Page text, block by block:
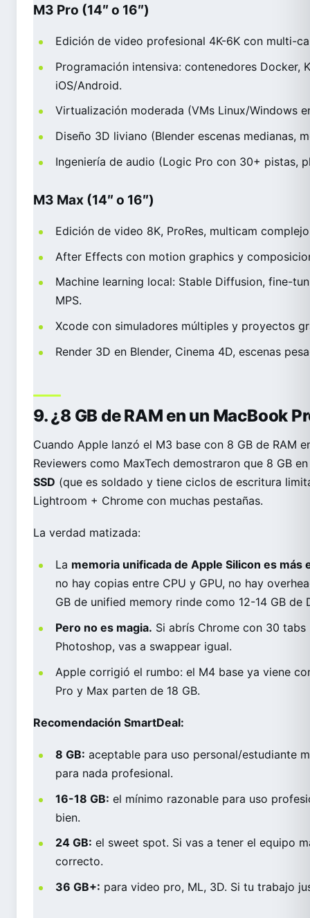
M3 Pro (14″ o 16″)
Edición de video profesional 4K-6K con multi-
Programación intensiva: contenedores Docker,
iOS/Android.
Virtualización moderada (VMs Linux/Windows
Diseño 3D liviano (Blender escenas medianas,
Ingeniería de audio (Logic Pro con 30+ pistas,
M3 Max (14″ o 16″)
Edición de video 8K, ProRes, multicam
After Effects con motion graphics y
Machine learning local: Stable Diffusion, fine-
MPS.
Xcode con simuladores múltiples y proyectos
Render 3D en Blender, Cinema 4D, escenas
9. ¿8 GB de RAM en un MacBook
Cuando Apple lanzó el M3 base con 8 GB de RAM
Reviewers como MaxTech demostraron que 8 GB
SSD (que es soldado y tiene ciclos de escritura
Lightroom + Chrome con muchas pestañas.
La verdad matizada:
La memoria unificada de Apple Silicon es más
no hay copias entre CPU y GPU, no hay
GB de unified memory rinde como 12-14 GB de
Pero no es magia. Si abrís Chrome con 30
Photoshop, vas a swappear igual.
Apple corrigió el rumbo: el M4 base ya viene
Pro y Max parten de 18 GB.
Recomendación SmartDeal:
8 GB: aceptable para uso personal/estudiante
para nada profesional.
16-18 GB: el mínimo razonable para uso
bien.
24 GB: el sweet spot. Si vas a tener el equipo
correcto.
36 GB+: para video pro, ML, 3D. Si tu trabajo